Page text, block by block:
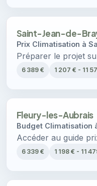
Saint-Jean-de-
Prix Climatisation à
Préparer le projet
6 389 € 1 207 € - 11
Fleury-les-Aubrais
Budget Climatisation
Accéder au guide
6 339 € 1 198 € - 11